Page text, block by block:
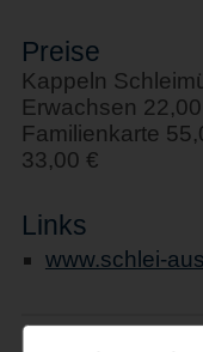
Preise
Kappeln
Erwachsen
Familienkarte
33,00 €
Links
www.schlei-